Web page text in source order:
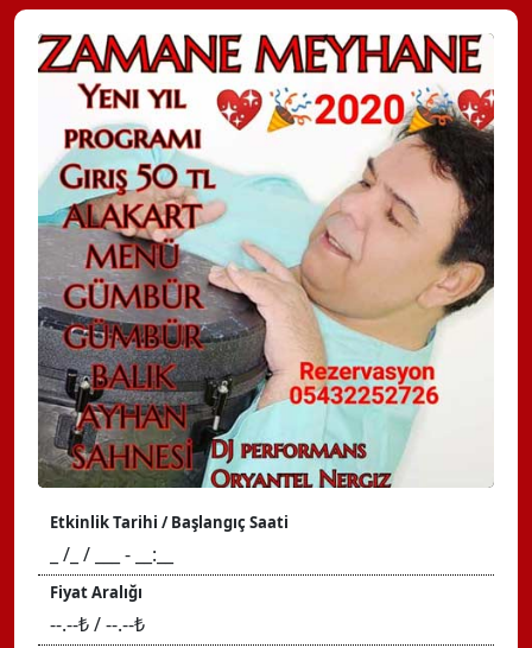
Etkinlik Tarihi / Başlangıç Saati
_ /_ / ___ - __:__
Fiyat Aralığı
--.--₺ / --.--₺